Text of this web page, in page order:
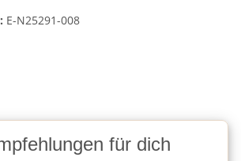
E-N25291-008
für dich